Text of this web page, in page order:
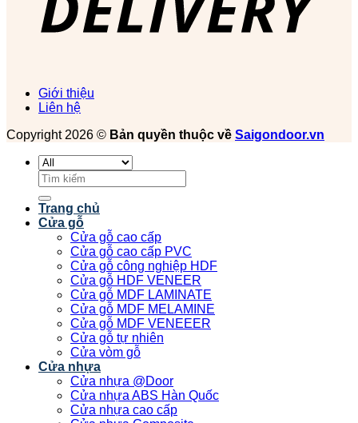
Giới thiệu
Liên hệ
Copyright 2026 © Bản quyền thuộc về Saigondoor.vn
Tìm
kiếm:
Trang chủ
Cửa gỗ
Cửa gỗ cao cấp
Cửa gỗ cao cấp PVC
Cửa gỗ công nghiệp HDF
Cửa gỗ HDF VENEER
Cửa gỗ MDF LAMINATE
Cửa gỗ MDF MELAMINE
Cửa gỗ MDF VENEEER
Cửa gỗ tự nhiên
Cửa vòm gỗ
Cửa nhựa
Cửa nhựa @Door
Cửa nhựa ABS Hàn Quốc
Cửa nhựa cao cấp